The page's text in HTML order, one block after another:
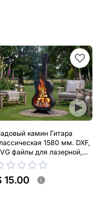
камин Гитара
1580 мм. DXF,
файлы для лазерной,
резки
15.00 i